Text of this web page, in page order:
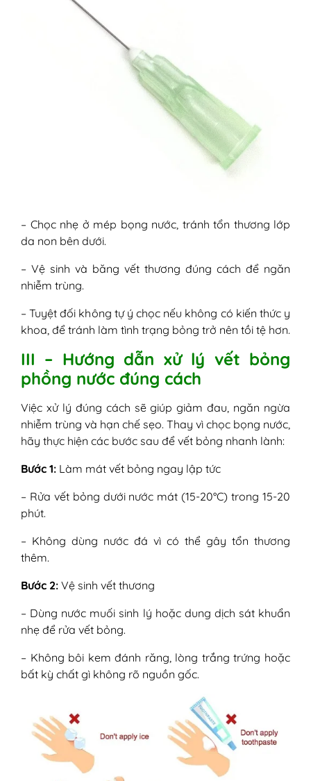
– Chọc nhẹ ở mép bọng nước, tránh tổn thương lớp
da non bên dưới.
– Vệ sinh và băng vết thương đúng cách để ngăn
nhiễm trùng.
– Tuyệt đối không tự ý chọc nếu không có kiến thức y
khoa, để tránh làm tình trạng bỏng trở nên tồi tệ hơn.
III – Hướng dẫn xử lý vết bỏng
phồng nước đúng cách
Việc xử lý đúng cách sẽ giúp giảm đau, ngăn ngừa
nhiễm trùng và hạn chế sẹo. Thay vì chọc bọng nước,
hãy thực hiện các bước sau để vết bỏng nhanh lành:
Bước 1: Làm mát vết bỏng ngay lập tức
– Rửa vết bỏng dưới nước mát (15-20°C) trong 15-20
phút.
– Không dùng nước đá vì có thể gây tổn thương
thêm.
Bước 2: Vệ sinh vết thương
– Dùng nước muối sinh lý hoặc dung dịch sát khuẩn
nhẹ để rửa vết bỏng.
– Không bôi kem đánh răng, lòng trắng trứng hoặc
bất kỳ chất gì không rõ nguồn gốc.